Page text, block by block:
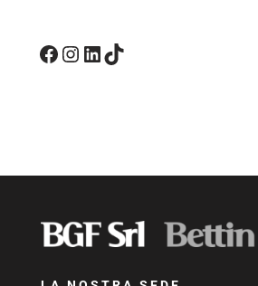
Facebook
Instagram
LinkedIn
TikTok